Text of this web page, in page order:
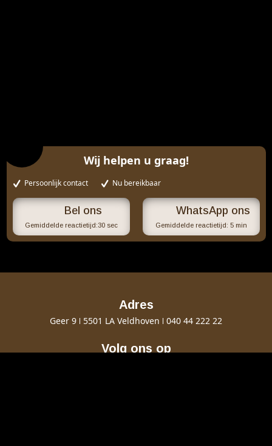
Wij helpen u graag!
Persoonlijk contact Nu bereikbaar
Gemiddelde reactietijd:30 sec
WhatsApp ons
Gemiddelde reactietijd: 5 min
Adres
Geer 9 5501 LA Veldhoven 040 44 222 22
Volg ons op